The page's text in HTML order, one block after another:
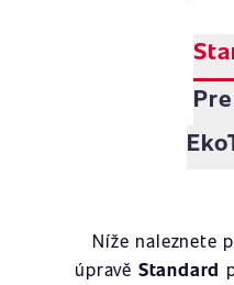
Níže naleznete
úpravě Standard